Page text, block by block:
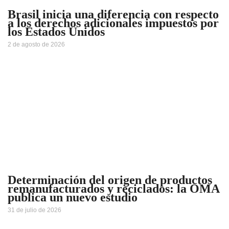
Brasil inicia una diferencia con respecto
a los derechos adicionales impuestos por
los Estados Unidos
2 de agosto de 2026
Determinación del origen de productos
remanufacturados y reciclados: la OMA
publica un nuevo estudio
31 de julio de 2026